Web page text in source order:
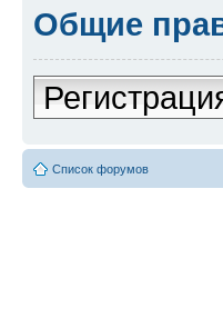
Общие
Список форумов